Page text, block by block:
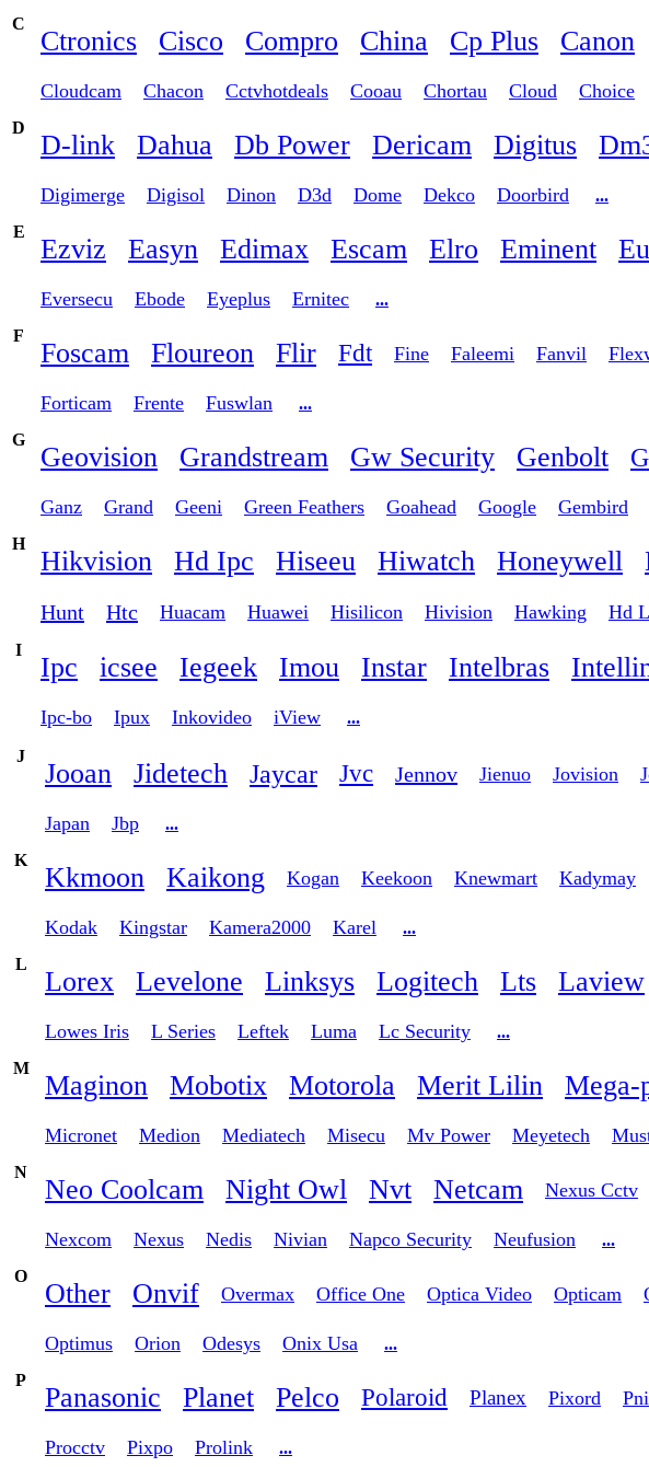
C
Ctronics Cisco Compro China Cp Plus Canon
Cloudcam Chacon Cctvhotdeals Cooau Chortau Cloud Choice
D
D-link Dahua Db Power Dericam Digitus
Digimerge Digisol Dinon D3d Dome Dekco Doorbird
...
E
Ezviz Easyn Edimax Escam Elro Eminent
Eversecu Ebode Eyeplus Ernitec
...
F
Foscam Floureon Flir Fdt Fine Faleemi Fanvil
Forticam Frente Fuswlan
...
G
Geovision Grandstream Gw Security Genbolt
Ganz Grand Geeni Green Feathers Goahead Google Gembird
H
Hikvision Hd Ipc Hiseeu Hiwatch Honeywell
Hunt Htc Huacam Huawei Hisilicon Hivision Hawking Hd
I
Ipc icsee Iegeek Imou Instar Intelbras
Ipc-bo Ipux Inkovideo iView ...
J
Jooan Jidetech Jaycar Jvc Jennov Jienuo Jovision
Japan Jbp
...
K
Kkmoon Kaikong Kogan Keekoon Knewmart Kadymay
Kodak Kingstar Kamera2000 Karel
...
L
Lorex Levelone Linksys Logitech Lts Laview
Lowes Iris L Series Leftek Luma Lc Security
...
M
Maginon Mobotix Motorola Merit Lilin Mega-
Micronet Medion Mediatech Misecu Mv Power Meyetech
N
Neo Coolcam Night Owl Nvt Netcam Nexus Cctv
Nexcom Nexus Nedis Nivian Napco Security Neufusion
...
O
Other Onvif Overmax Office One Optica Video Opticam
Optimus Orion Odesys Onix Usa
...
P
Panasonic Planet Pelco Polaroid Planex Pixord Pni
Procctv Pixpo Prolink ...